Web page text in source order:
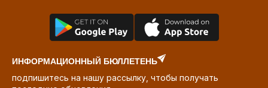
ИНФОРМАЦИОННЫЙ БЮЛЛЕТЕНЬ
подпишитесь на нашу рассылку, чтобы получать